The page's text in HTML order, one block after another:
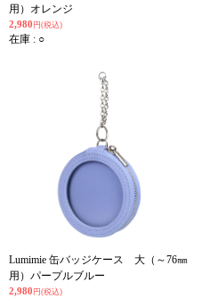
用）オレンジ
2,980 円(税込)
在庫 : ○
Lumimie 缶バッジケース 大（～76㎜
用）パープルブルー
2,980 円(税込)